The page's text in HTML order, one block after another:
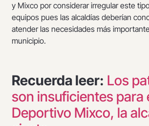
y Mixco por considerar irregular este
equipos pues las alcaldías deberían
atender las necesidades más
municipio.
Recuerda leer: Los
son insuficientes para
Deportivo Mixco, la